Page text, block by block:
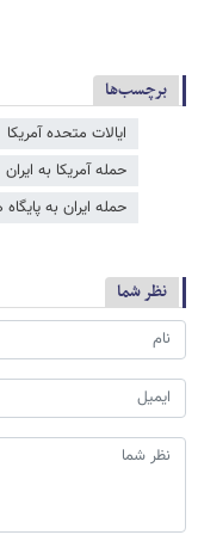
برچسب‌ها
ایالات متحده آمریکا
حمله آمریکا به ایران
حمله ایران به پایگاه
نظر شما